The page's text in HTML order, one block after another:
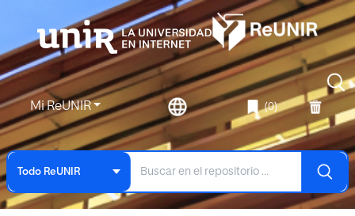
Mi ReUNIR (0)
Todo ReUNIR